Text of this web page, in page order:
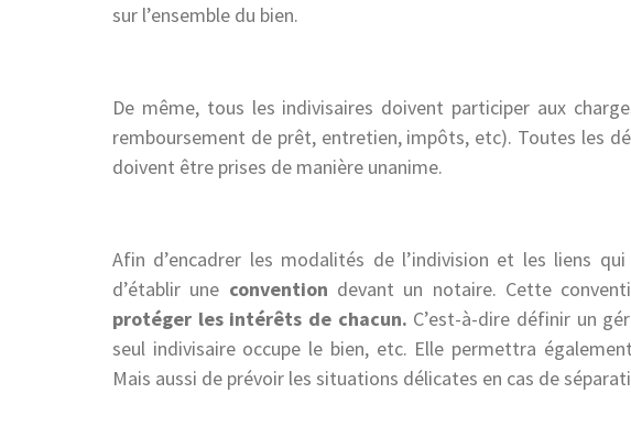
sur l’ensemble du bien.
De même, tous les indivisaires doivent participer aux
remboursement de prêt, entretien, impôts, etc). Toutes les
doivent être prises de manière unanime.
Afin d’encadrer les modalités de l’indivision et les liens
d’établir une convention devant un notaire. Cette
protéger les intérêts de chacun. C’est-à-dire définir un
seul indivisaire occupe le bien, etc. Elle permettra
Mais aussi de prévoir les situations délicates en cas de